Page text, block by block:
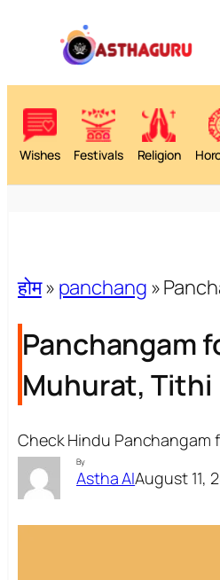
Wishes Festivals Religion
होम» panchang »
Panchangam
Muhurat, Tithi
Check Hindu Panchangam
By
Astha AIAugust 11,